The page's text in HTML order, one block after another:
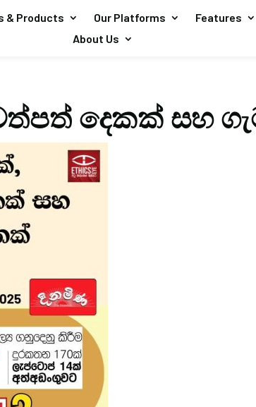
& Products Our Platforms Features
About Us
දෙකක් සහ